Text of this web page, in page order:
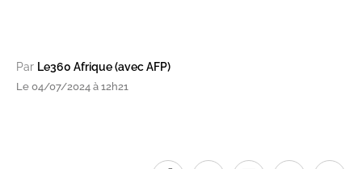
Par Le360 Afrique (avec AFP)
Le 04/07/2024 à 12h21